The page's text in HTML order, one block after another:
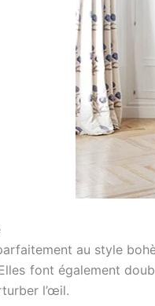
au style
font également
l’œil.